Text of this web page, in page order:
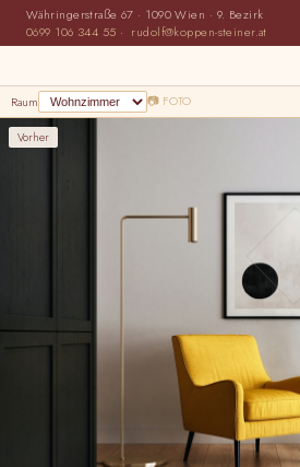
Währingerstraße 67 · 1090 Wien · 9. Bezirk
0699 106 344 55 · rudolf@koppen-steiner.at
Raum 📷 FOTO
Vorher